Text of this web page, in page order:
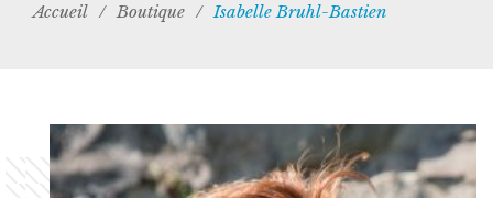
Accueil / Boutique / Isabelle Bruhl-Bastien